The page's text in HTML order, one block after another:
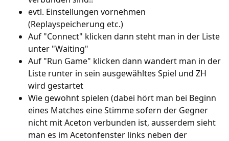
evtl. Einstellungen vornehmen
(Replayspeicherung etc.)
Auf "Connect" klicken dann steht man in der Liste
unter "Waiting"
Auf "Run Game" klicken dann wandert man in der
Liste runter in sein ausgewähltes Spiel und ZH
wird gestartet
Wie gewohnt spielen (dabei hört man bei Beginn
eines Matches eine Stimme sofern der Gegner
nicht mit Aceton verbunden ist, ausserdem sieht
man es im Acetonfenster links neben der